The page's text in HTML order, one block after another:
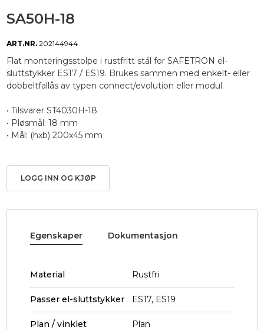
SA50H-18
ART.NR. 202144944
Flat monteringsstolpe i rustfritt stål for SAFETRON el-
sluttstykker ES17 / ES19. Brukes sammen med enkelt- eller
dobbeltfallås av typen connect/evolution eller modul.
• Tilsvarer ST4030H-18
• Pløsmål: 18 mm
• Mål: (hxb) 200x45 mm
LOGG INN OG KJØP
Egenskaper Dokumentasjon
Material Rustfri
Passer el-sluttstykker ES17, ES19
Plan / vinklet Plan